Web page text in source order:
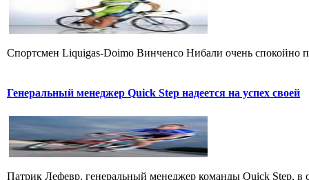
Cпортсмен Liquigas-Doimo Винченсо Нибали очень спокойно
Генеральный менеджер Quick Step надеется на успех своей
Патрик Лефевр, генеральный менеджер команды Quick Step, в